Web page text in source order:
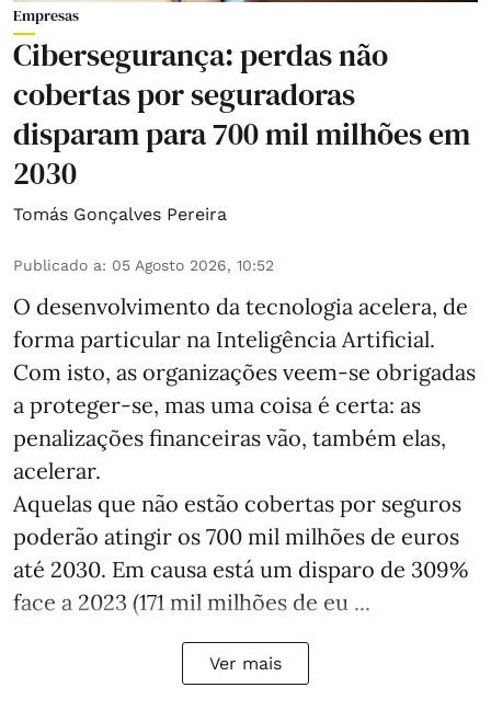
Empresas
Cibersegurança: perdas não
cobertas por seguradoras
disparam para 700 mil milhões em
2030
Tomás Gonçalves Pereira
Publicado a: 05 Agosto 2026, 10:52
O desenvolvimento da tecnologia acelera, de
forma particular na Inteligência Artificial.
Com isto, as organizações veem-se obrigadas
a proteger-se, mas uma coisa é certa: as
penalizações financeiras vão, também elas,
acelerar.
Aquelas que não estão cobertas por seguros
poderão atingir os 700 mil milhões de euros
até 2030. Em causa está um disparo de 309%
face a 2023 (171 mil milhões de eu ...
Ver mais